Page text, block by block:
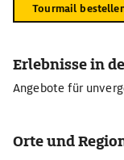
Tourmail
Erlebnisse in
Angebote für
Orte und